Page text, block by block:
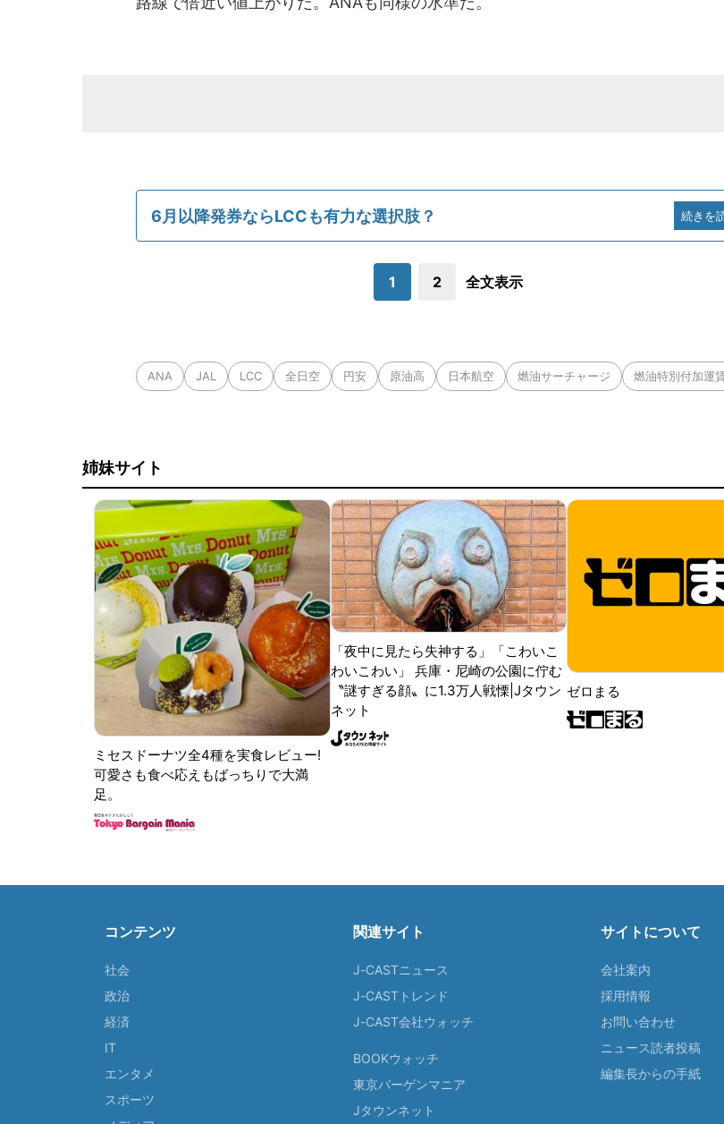
6月以降発券ならLCCも有力な選択肢？ 続きを
1 2 全文表示
ANA JAL LCC 全日空 円安 原油高 日本航空 燃油サーチャージ 燃油特別付加運
姉妹サイト
ミセスドーナツ全4種を実食レビュー!
可愛さも食べ応えもばっちりで大満
足。
「夜中に見たら失神する」「こわいこ
わいこわい」 兵庫・尼崎の公園に佇む
〝謎すぎる顔〟に1.3万人戦慄|Jタウン
ネット
ゼロまる
コンテンツ
社会
政治
経済
IT
エンタメ
スポーツ
関連サイト
J-CASTニュース
J-CASTトレンド
J-CAST会社ウォッチ
BOOKウォッチ
東京バーゲンマニア
Jタウンネット
サイトについて
会社案内
採用情報
お問い合わせ
ニュース読者投稿
編集長からの手紙